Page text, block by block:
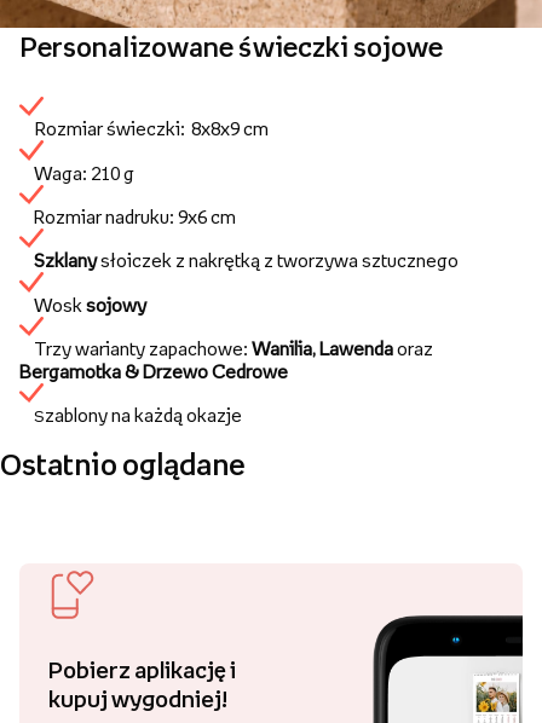
Personalizowane świeczki sojowe
Rozmiar świeczki: 8x8x9 cm
Waga: 210 g
Rozmiar nadruku: 9x6 cm
Szklanysłoiczek z nakrętką z tworzywa sztucznego
Wosk sojowy
Trzy warianty zapachowe: Wanilia, Lawendaoraz
Bergamotka & Drzewo Cedrowe
Szablony na każdą okazje
Ostatnio oglądane
Pobierz aplikację i
kupuj wygodniej!